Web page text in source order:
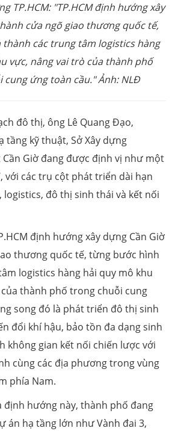
TP.HCM: "TP.HCM định hướng xây
cửa ngõ giao thương quốc tế,
các trung tâm logistics hàng
vực, nâng vai trò của thành phố
cung ứng toàn cầu." Ảnh: NLĐ
đô thị, ông Lê Quang Đạo,
tầng kỹ thuật, Sở Xây dựng
Cần Giờ đang được định vị như một
với các trụ cột phát triển dài hạn
logistics, đô thị sinh thái và kết nối
định hướng xây dựng Cần Giờ
thương quốc tế, từng bước hình
logistics hàng hải quy mô khu
thành phố trong chuỗi cung
song đó là phát triển đô thị sinh
đổi khí hậu, bảo tồn đa dạng sinh
không gian kết nối chiến lược với
cùng các địa phương trong vùng
phía Nam.
hướng này, thành phố đang
án hạ tầng lớn như Vành đai 3,